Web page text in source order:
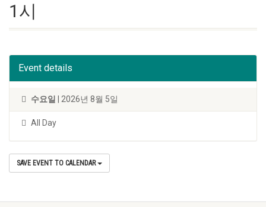
1시
Event details
수요일 | 2026년 8월 5일
All Day
SAVE EVENT TO CALENDAR